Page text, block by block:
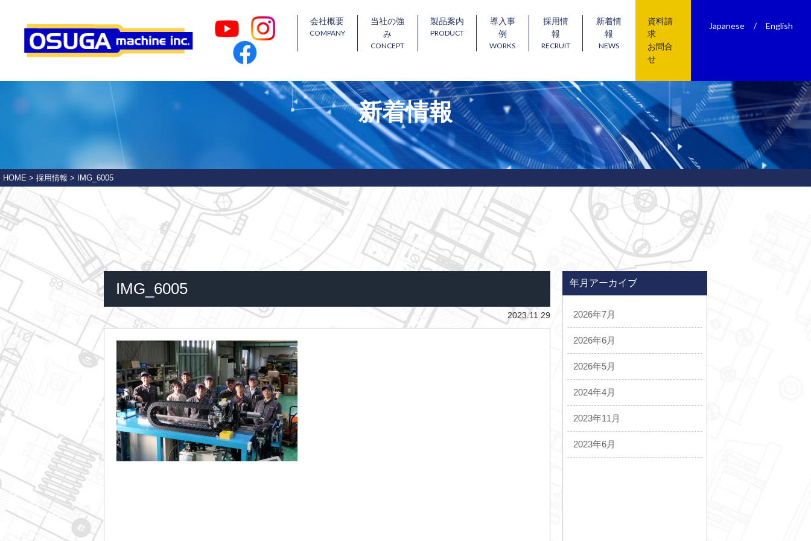
会社概要
COMPANY
当社の強
み
CONCEPT
製品案内
PRODUCT
導入事
例
WORKS
採用情
報
RECRUIT
新着情
報
NEWS
資料請
求
お問合
せ
Japanese / English
新着情報
HOME > 採用情報 > IMG_6005
IMG_6005
2023.11.29
年月アーカイブ
2026年7月
2026年6月
2026年5月
2024年4月
2023年11月
2023年6月